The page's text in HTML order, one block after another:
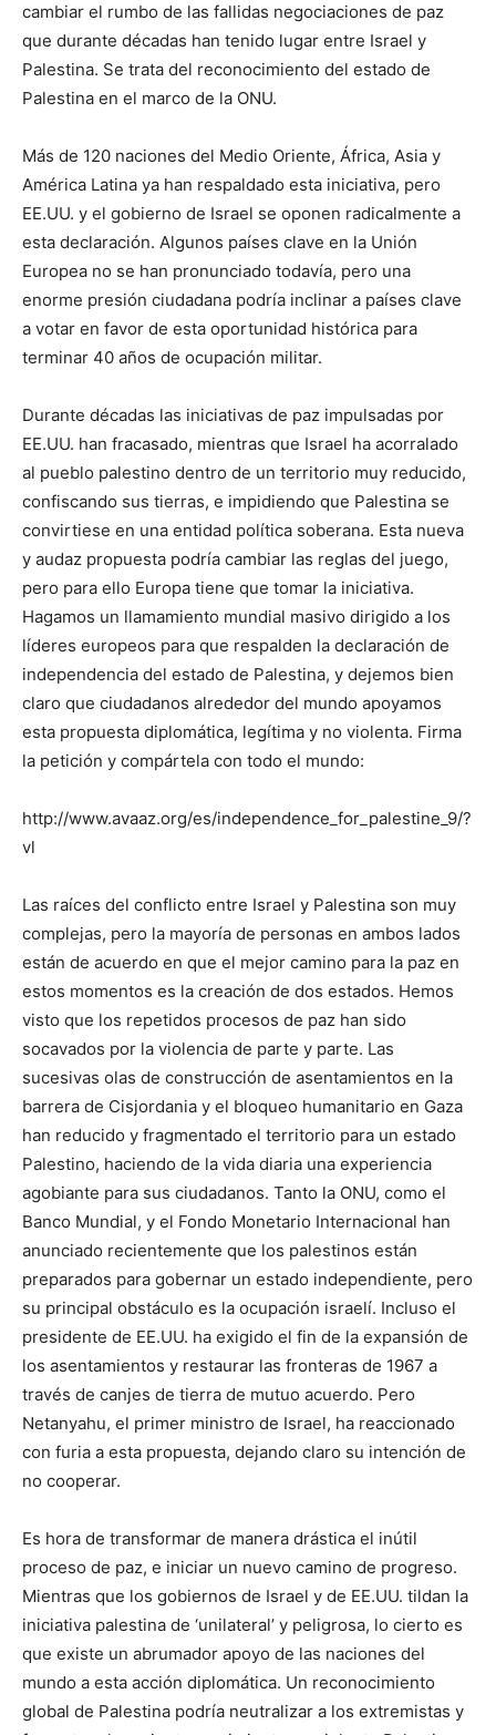
cambiar el rumbo de las fallidas negociaciones de paz
que durante décadas han tenido lugar entre Israel y
Palestina. Se trata del reconocimiento del estado de
Palestina en el marco de la ONU.
Más de 120 naciones del Medio Oriente, África, Asia y
América Latina ya han respaldado esta iniciativa, pero
EE.UU. y el gobierno de Israel se oponen radicalmente a
esta declaración. Algunos países clave en la Unión
Europea no se han pronunciado todavía, pero una
enorme presión ciudadana podría inclinar a países clave
a votar en favor de esta oportunidad histórica para
terminar 40 años de ocupación militar.
Durante décadas las iniciativas de paz impulsadas por
EE.UU. han fracasado, mientras que Israel ha acorralado
al pueblo palestino dentro de un territorio muy reducido,
confiscando sus tierras, e impidiendo que Palestina se
convirtiese en una entidad política soberana. Esta nueva
y audaz propuesta podría cambiar las reglas del juego,
pero para ello Europa tiene que tomar la iniciativa.
Hagamos un llamamiento mundial masivo dirigido a los
líderes europeos para que respalden la declaración de
independencia del estado de Palestina, y dejemos bien
claro que ciudadanos alrededor del mundo apoyamos
esta propuesta diplomática, legítima y no violenta. Firma
la petición y compártela con todo el mundo:
http://www.avaaz.org/es/independence_for_palestine_9/?
vl
Las raíces del conflicto entre Israel y Palestina son muy
complejas, pero la mayoría de personas en ambos lados
están de acuerdo en que el mejor camino para la paz en
estos momentos es la creación de dos estados. Hemos
visto que los repetidos procesos de paz han sido
socavados por la violencia de parte y parte. Las
sucesivas olas de construcción de asentamientos en la
barrera de Cisjordania y el bloqueo humanitario en Gaza
han reducido y fragmentado el territorio para un estado
Palestino, haciendo de la vida diaria una experiencia
agobiante para sus ciudadanos. Tanto la ONU, como el
Banco Mundial, y el Fondo Monetario Internacional han
anunciado recientemente que los palestinos están
preparados para gobernar un estado independiente, pero
su principal obstáculo es la ocupación israelí. Incluso el
presidente de EE.UU. ha exigido el fin de la expansión de
los asentamientos y restaurar las fronteras de 1967 a
través de canjes de tierra de mutuo acuerdo. Pero
Netanyahu, el primer ministro de Israel, ha reaccionado
con furia a esta propuesta, dejando claro su intención de
no cooperar.
Es hora de transformar de manera drástica el inútil
proceso de paz, e iniciar un nuevo camino de progreso.
Mientras que los gobiernos de Israel y de EE.UU. tildan la
iniciativa palestina de ‘unilateral’ y peligrosa, lo cierto es
que existe un abrumador apoyo de las naciones del
mundo a esta acción diplomática. Un reconocimiento
global de Palestina podría neutralizar a los extremistas y